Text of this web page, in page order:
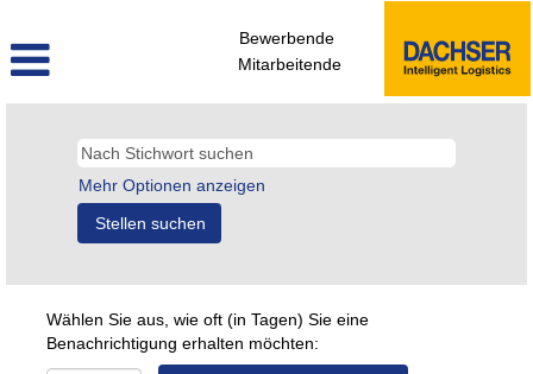
Bewerbende
Mitarbeitende
Mehr Optionen anzeigen
Wählen Sie aus, wie oft (in Tagen) Sie eine
Benachrichtigung erhalten möchten: